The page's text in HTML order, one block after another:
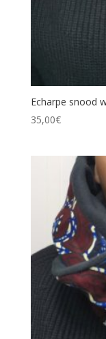
Echarpe snood
35,00€